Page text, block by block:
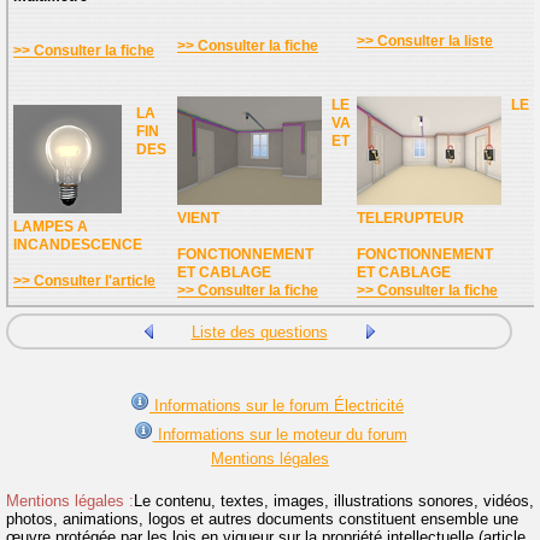
>> Consulter la fiche >> Consulter la fiche >> Consulter la liste
LA
FIN
DES
LAMPES A
INCANDESCENCE
>> Consulter l'article
LE
VA
ET
VIENT
FONCTIONNEMENT
ET CABLAGE
>> Consulter la fiche
LE
TELERUPTEUR
FONCTIONNEMENT
ET CABLAGE
>> Consulter la fiche
Liste des questions
Informations sur le forum Électricité
Informations sur le moteur du forum
Mentions légales
Mentions légales : Le contenu, textes, images, illustrations sonores, vidéos,
photos, animations, logos et autres documents constituent ensemble une